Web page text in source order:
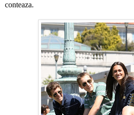
conteaza.